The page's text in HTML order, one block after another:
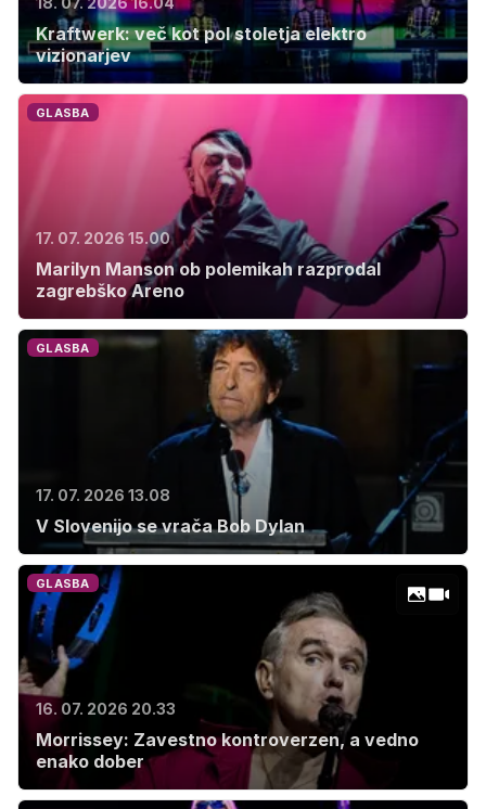
Kraftwerk: več kot pol stoletja elektro
vizionarjev
GLASBA
17. 07. 2026 15.00
Marilyn Manson ob polemikah razprodal
zagrebško Areno
GLASBA
17. 07. 2026 13.08
V Slovenijo se vrača Bob Dylan
GLASBA
16. 07. 2026 20.33
Morrissey: Zavestno kontroverzen, a vedno
enako dober